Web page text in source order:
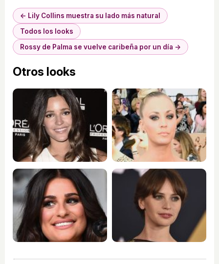
← Lily Collins muestra su lado más natural
Todos los looks
Rossy de Palma se vuelve caribeña por un día →
Otros looks